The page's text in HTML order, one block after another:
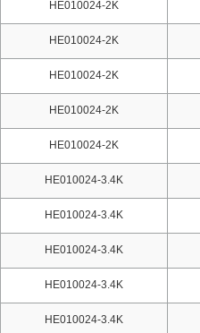
HE010024-2K
HE010024-2K
HE010024-2K
HE010024-2K
HE010024-2K
HE010024-3.4K
HE010024-3.4K
HE010024-3.4K
HE010024-3.4K
HE010024-3.4K